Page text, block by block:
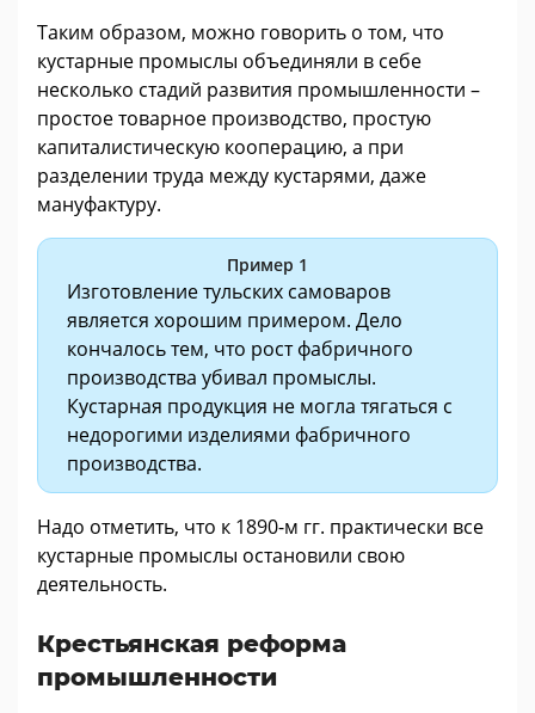
Таким образом, можно говорить о том, что
кустарные промыслы объединяли в себе
несколько стадий развития промышленности –
простое товарное производство, простую
капиталистическую кооперацию, а при
разделении труда между кустарями, даже
мануфактуру.
Пример 1
Изготовление тульских самоваров
является хорошим примером. Дело
кончалось тем, что рост фабричного
производства убивал промыслы.
Кустарная продукция не могла тягаться с
недорогими изделиями фабричного
производства.
Надо отметить, что к 1890-м гг. практически все
кустарные промыслы остановили свою
деятельность.
Крестьянская реформа
промышленности